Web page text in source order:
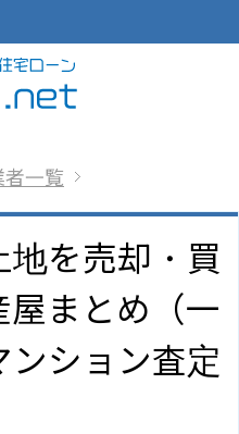
一覧
を売却・買
まとめ（一
ション査定